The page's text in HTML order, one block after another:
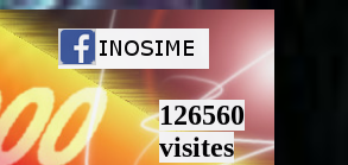
126560
visites